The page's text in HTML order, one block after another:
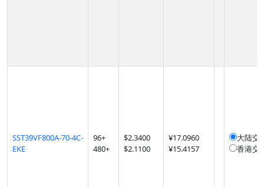
SST39VF800A-70-4C-
EKE
96+
480+
$2.3400
$2.1100
¥17.0960
¥15.4157
大陆交
香港交